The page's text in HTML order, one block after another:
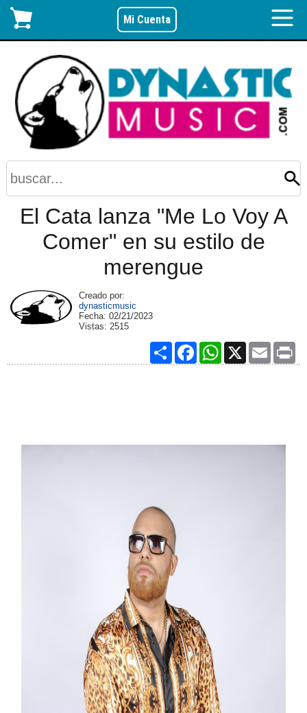
Mi Cuenta
El Cata lanza "Me Lo Voy A
Comer" en su estilo de
merengue
Creado por:
dynasticmusic
Fecha: 02/21/2023
Vistas: 2515
Share FacebookWhatsApp Email